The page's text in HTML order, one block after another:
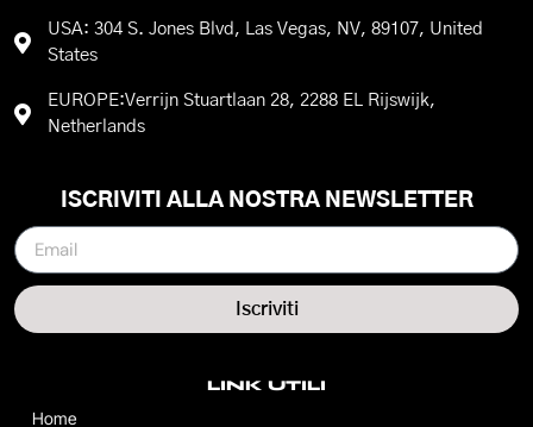
USA: 304 S. Jones Blvd, Las Vegas, NV, 89107, United
States
EUROPE:Verrijn Stuartlaan 28, 2288 EL Rijswijk,
Netherlands
LINK UTILI
Home
ISCRIVITI ALLA NOSTRA NEWSLETTER
Iscriviti